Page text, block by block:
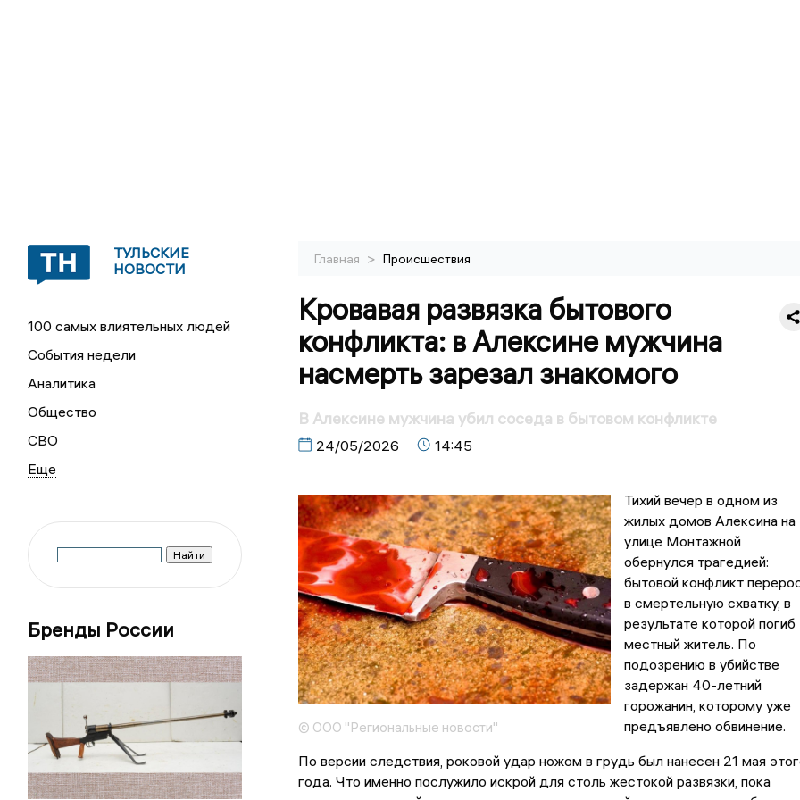
ТУЛЬСКИЕ
НОВОСТИ
100 самых влиятельных людей
События недели
Аналитика
Общество
СВО
Бренды России
Главная > Происшествия
Кровавая развязка бытового
конфликта: в Алексине мужчина
насмерть зарезал знакомого
В Алексине мужчина убил соседа в бытовом конфликте
24/05/2026 14:45
© ООО "Региональные новости"
Тихий вечер в одном из
жилых домов Алексина на
улице Монтажной
обернулся трагедией:
бытовой конфликт
в смертельную схватку, в
результате которой погиб
местный житель. По
подозрению в убийстве
задержан 40-летний
горожанин, которому уже
предъявлено обвинение.
По версии следствия, роковой удар ножом в грудь был нанесен 21 мая
года. Что именно послужило искрой для столь жестокой развязки, пока